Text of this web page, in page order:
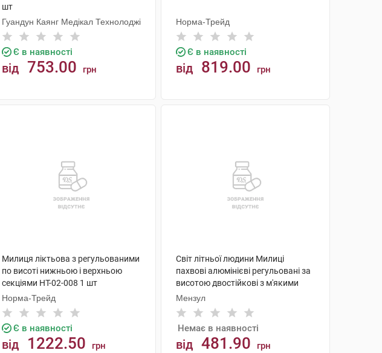
шт
Гуандун Каянг Медікал Технолоджі
Є в наявності
від 753.00 грн
Норма-Трейд
Є в наявності
від 819.00 грн
Милиця ліктьова з регульованими
по висоті нижньою і верхньою
секціями НТ-02-008 1 шт
Норма-Трейд
Є в наявності
від 1222.50 грн
Світ літньої людини Милиці
пахвові алюмінієві регульовані за
висотою двостійкові з м'якими
опорами розмір M KJT906BM 1
пара
Мензул
Немає в наявності
від 481.90 грн